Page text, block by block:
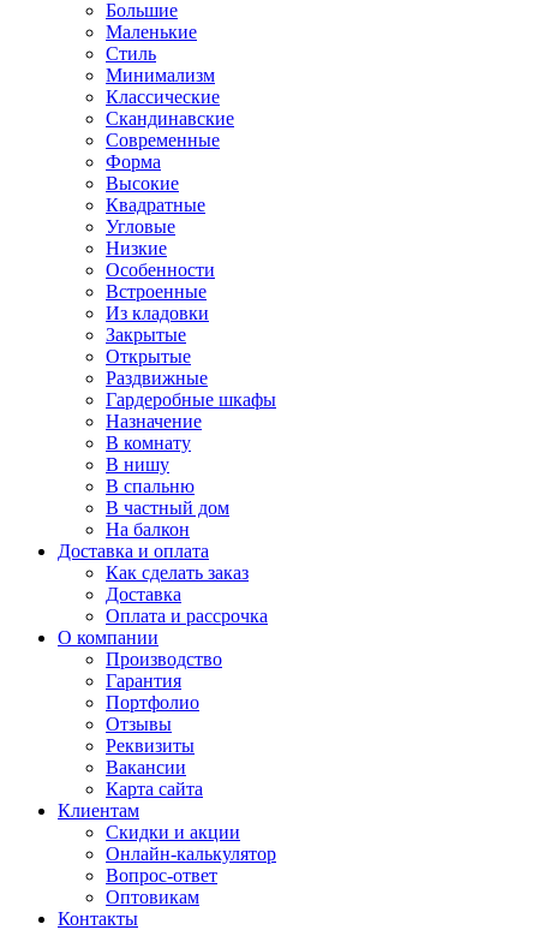
Большие
Маленькие
Стиль
Минимализм
Классические
Скандинавские
Современные
Форма
Высокие
Квадратные
Угловые
Низкие
Особенности
Встроенные
Из кладовки
Закрытые
Открытые
Раздвижные
Гардеробные шкафы
Назначение
В комнату
В нишу
В спальню
В частный дом
На балкон
Доставка и оплата
Как сделать заказ
Доставка
Оплата и рассрочка
О компании
Производство
Гарантия
Портфолио
Отзывы
Реквизиты
Вакансии
Карта сайта
Клиентам
Скидки и акции
Онлайн-калькулятор
Вопрос-ответ
Оптовикам
Контакты